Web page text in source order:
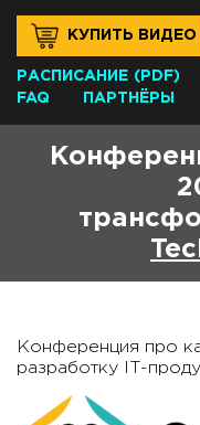
КУПИТЬ ВИДЕО
РАСПИСАНИЕ (PDF)
FAQ
ПАРТНЁРЫ
Конференция про
разработку IT-